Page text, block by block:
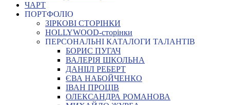
ЧАРТ
ПОРТФОЛІО
ЗІРКОВІ СТОРІНКИ
HOLLYWOOD-сторінки
ПЕРСОНАЛЬНІ КАТАЛОГИ ТАЛАНТІВ
БОРИС ПУГАЧ
ВАЛЕРІЯ ШКОЛЬНА
ДАНІІЛ РЕБЕРТ
ЄВА НАБОЙЧЕНКО
ІВАН ПРОЦІВ
ОЛЕКСАНДРА РОМАНОВА